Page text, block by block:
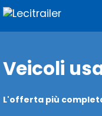
Veicoli
L'offerta più